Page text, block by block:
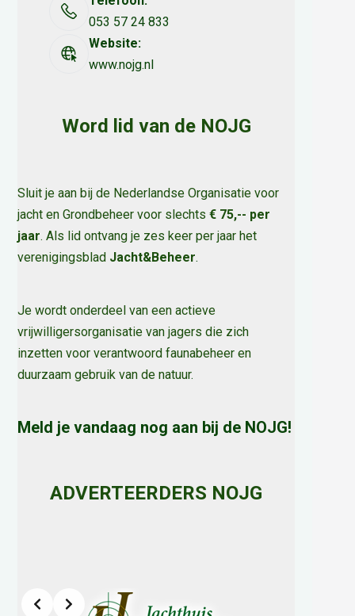
053 57 24 833
Website:
www.nojg.nl
Word lid van de NOJG
Sluit je aan bij de Nederlandse Organisatie voor
jacht en Grondbeheer voor slechts€ 75,-- per
jaar. Als lid ontvang je zes keer per jaar het
verenigingsblad Jacht&Beheer.
Je wordt onderdeel van een actieve
vrijwilligersorganisatie van jagers die zich
inzetten voor verantwoord faunabeheer en
duurzaam gebruik van de natuur.
Meld je vandaag nog aan bij de NOJG!
ADVERTEERDERS NOJG
Slide 2 of 8